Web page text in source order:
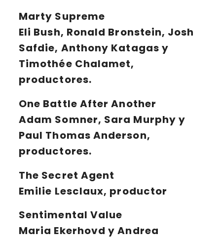
Marty Supreme
Eli Bush, Ronald Bronstein, Josh
Safdie, Anthony Katagas y
Timothée Chalamet,
productores.
One Battle After Another
Adam Somner, Sara Murphy y
Paul Thomas Anderson,
productores.
The Secret Agent
Emilie Lesclaux, productor
Sentimental Value
Maria Ekerhovd y Andrea